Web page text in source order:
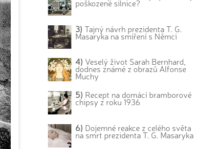
poškozené silnice?
3) Tajný návrh prezidenta T. G.
Masaryka na smíření s Němci
4) Veselý život Sarah Bernhard,
dodnes známé z obrazů Alfonse
Muchy
5) Recept na domácí bramborové
chipsy z roku 1936
6) Dojemné reakce z celého světa
na smrt prezidenta T. G. Masaryka